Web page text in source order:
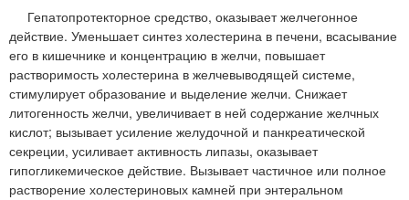
Гепатопротекторное средство, оказывает желчегонное
действие. Уменьшает синтез холестерина в печени, всасывание
его в кишечнике и концентрацию в желчи, повышает
растворимость холестерина в желчевыводящей системе,
стимулирует образование и выделение желчи. Снижает
литогенность желчи, увеличивает в ней содержание желчных
кислот; вызывает усиление желудочной и панкреатической
секреции, усиливает активность липазы, оказывает
гипогликемическое действие. Вызывает частичное или полное
растворение холестериновых камней при энтеральном